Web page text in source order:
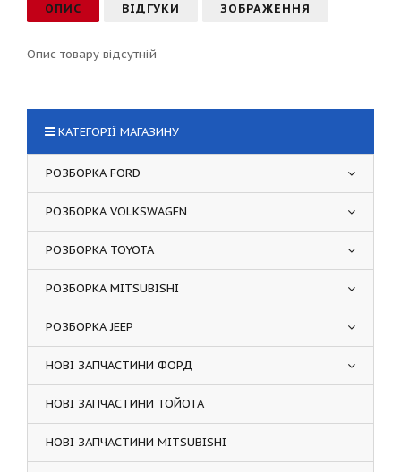
ОПИС ВІДГУКИ ЗОБРАЖЕННЯ
Опис товару відсутній
КАТЕГОРІЇ МАГАЗИНУ
РОЗБОРКА FORD
РОЗБОРКА VOLKSWAGEN
РОЗБОРКА TOYOTA
РОЗБОРКА MITSUBISHI
РОЗБОРКА JEEP
НОВІ ЗАПЧАСТИНИ ФОРД
НОВІ ЗАПЧАСТИНИ ТОЙОТА
НОВІ ЗАПЧАСТИНИ MITSUBISHI